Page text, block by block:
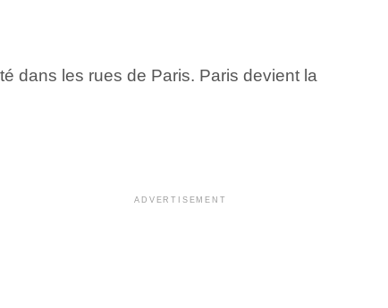
dans les rues de Paris. Paris devient la
ADVERTISEMENT